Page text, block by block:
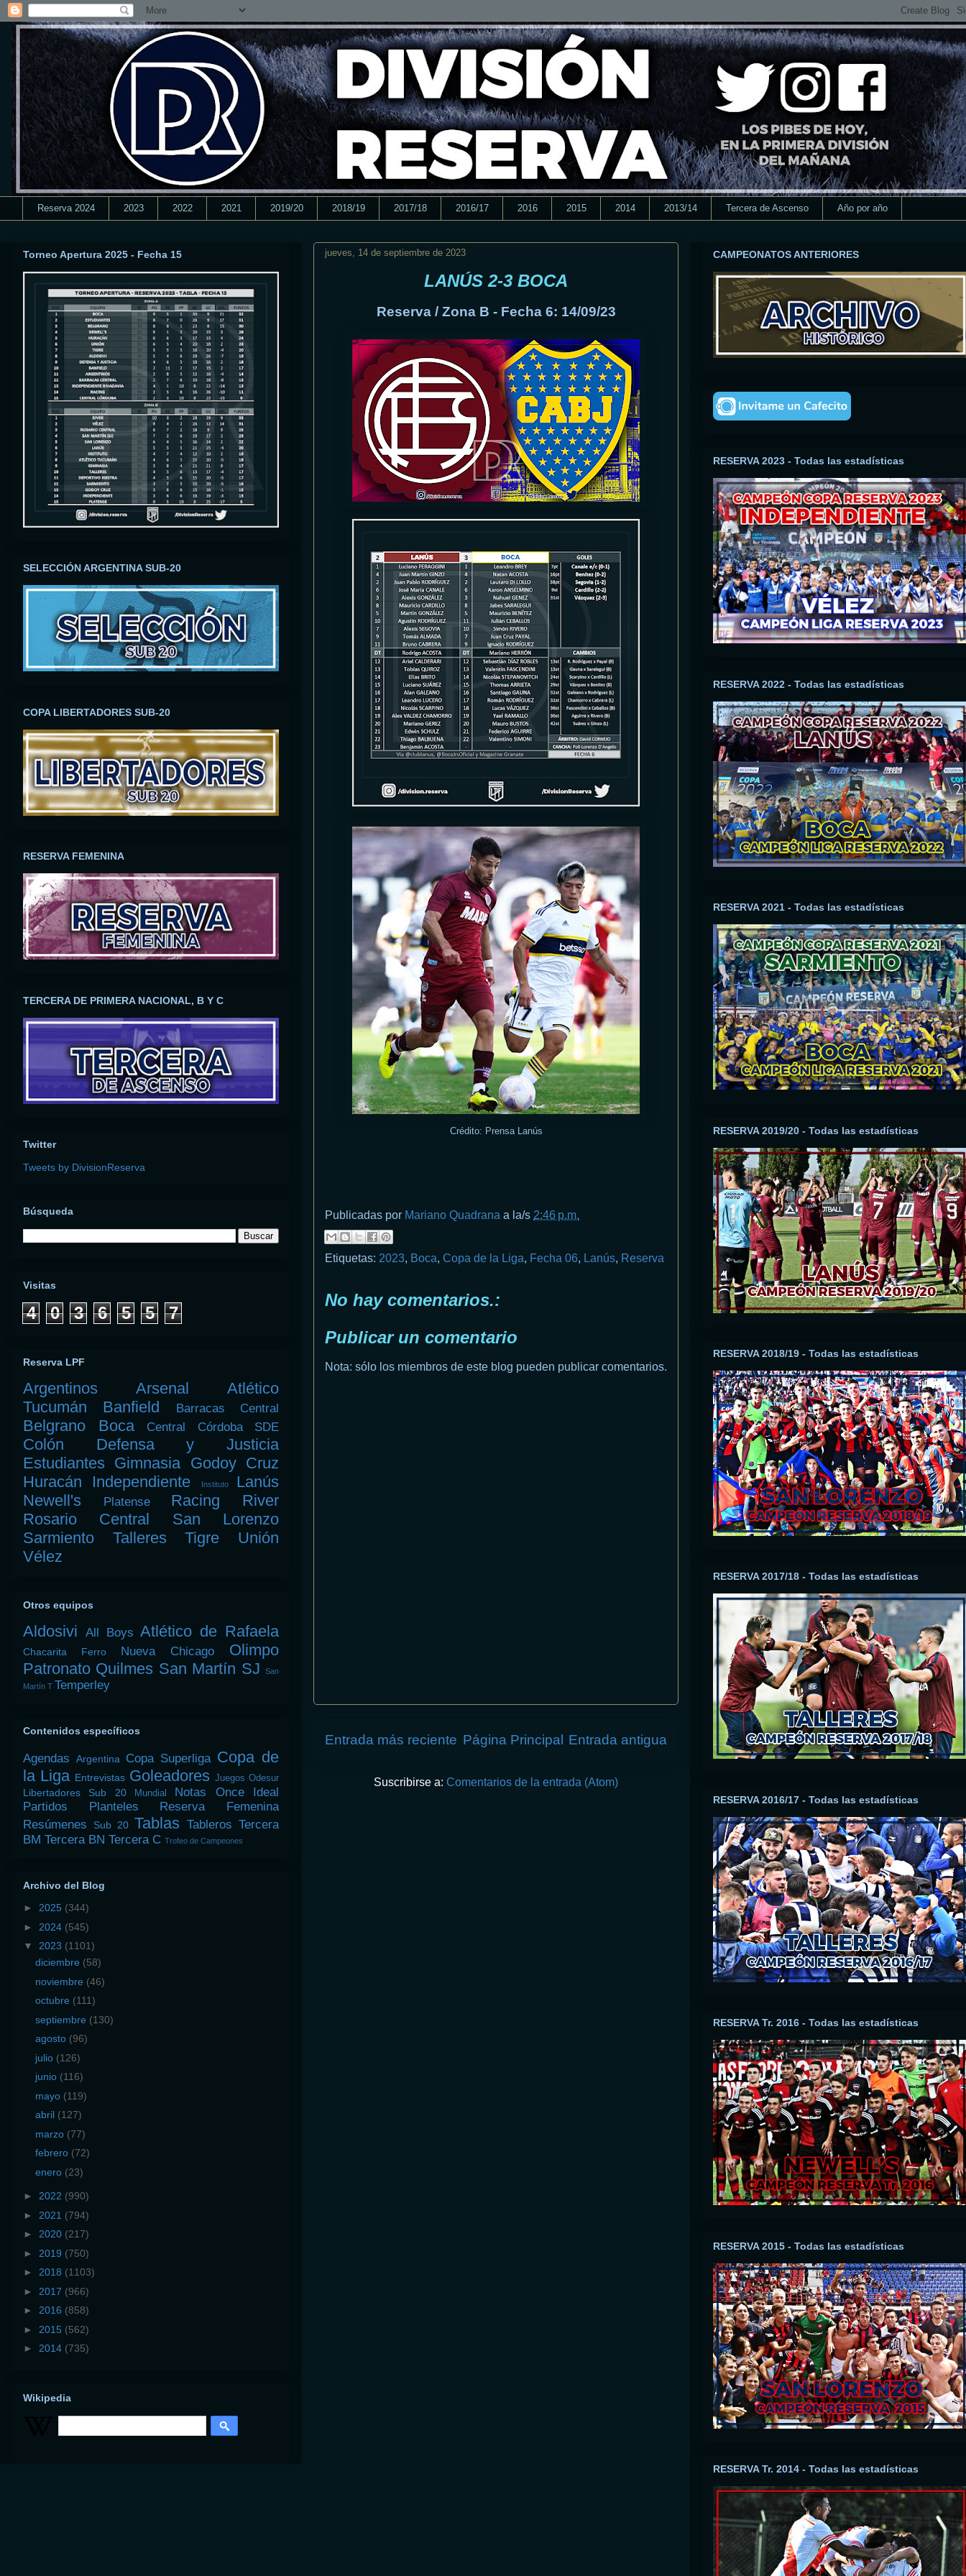
Reserva 2024 2023 2022 2021 2019/20 2018/19 2017/18 2016/17 2016 2015 2014 2013/14 Tercera de Ascenso Año por año
jueves, 14 de septiembre de 2023
LANÚS 2-3 BOCA
Reserva / Zona B - Fecha 6: 14/09/23
Crédito: Prensa Lanús
Publicadas por Mariano Quadrana a la/s 2:46 p.m.
Etiquetas: 2023, Boca, Copa de la Liga, Fecha 06, Lanús, Reserva
No hay comentarios.:
Publicar un comentario
Nota: sólo los miembros de este blog pueden publicar comentarios.
Entrada más reciente Entrada antigua
Página Principal
Suscribirse a: Comentarios de la entrada (Atom)
Torneo Apertura 2025 - Fecha 15
SELECCIÓN ARGENTINA SUB-20
COPA LIBERTADORES SUB-20
RESERVA FEMENINA
TERCERA DE PRIMERA NACIONAL, B Y C
Twitter
Tweets by DivisionReserva
Búsqueda
Visitas
4 0 3 6 5 5 7
Reserva LPF
Argentinos Arsenal
Atlético
Tucumán
Banfield Barracas Central
Belgrano Boca Central Córdoba SDE
Colón
Defensa y Justicia
Estudiantes Gimnasia Godoy Cruz
Huracán
Independiente Instituto
Lanús
Newell's
Platense Racing
River
Rosario Central
San Lorenzo
Sarmiento
Talleres Tigre
Unión
Vélez
Otros equipos
Aldosivi All Boys Atlético de Rafaela
Chacarita Ferro Nueva Chicago
Olimpo
Patronato Quilmes San Martín SJ
San
Martín T Temperley
Contenidos específicos
Agendas Argentina Copa Superliga Copa de
la Liga Entrevistas Goleadores Juegos Odesur
Libertadores Sub 20 Mundial Notas
Once Ideal
Partidos
Planteles
Reserva Femenina
Resúmenes
Sub 20 Tablas Tableros Tercera
BM Tercera BN Tercera C Trofeo de Campeones
Archivo del Blog
► 2025 (344)
► 2024 (545)
▼ 2023 (1101)
diciembre (58)
noviembre (46)
octubre (111)
septiembre (130)
agosto (96)
julio (126)
junio (116)
mayo (119)
abril (127)
marzo (77)
febrero (72)
enero (23)
► 2022 (990)
► 2021 (794)
► 2020 (217)
► 2019 (750)
► 2018 (1103)
► 2017 (966)
► 2016 (858)
► 2015 (562)
► 2014 (735)
Wikipedia
CAMPEONATOS ANTERIORES
RESERVA 2023 - Todas las estadísticas
RESERVA 2022 - Todas las estadísticas
RESERVA 2021 - Todas las estadísticas
RESERVA 2019/20 - Todas las estadísticas
RESERVA 2018/19 - Todas las estadísticas
RESERVA 2017/18 - Todas las estadísticas
RESERVA 2016/17 - Todas las estadísticas
RESERVA Tr. 2016 - Todas las estadísticas
RESERVA 2015 - Todas las estadísticas
RESERVA Tr. 2014 - Todas las estadísticas